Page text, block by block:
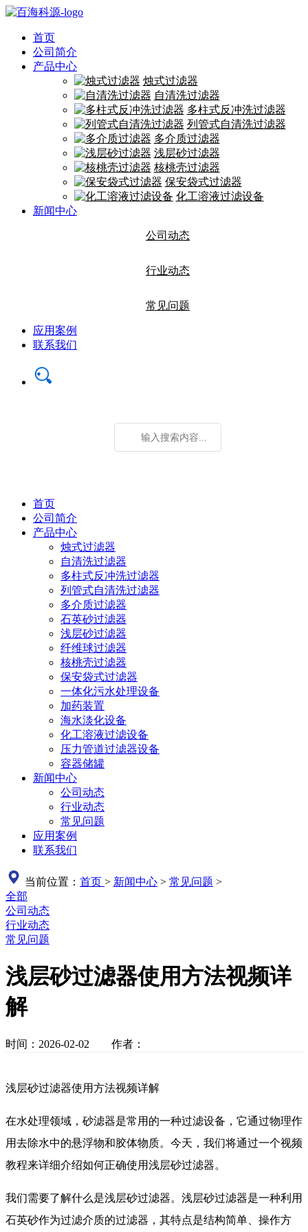
首页
公司简介
产品中心
烛式过滤器
自清洗过滤器
多柱式反冲洗过滤器
列管式自清洗过滤器
多介质过滤器
浅层砂过滤器
核桃壳过滤器
保安袋式过滤器
化工溶液过滤设备
新闻中心
公司动态
行业动态
常见问题
应用案例
联系我们
首页
公司简介
产品中心
烛式过滤器
自清洗过滤器
多柱式反冲洗过滤器
列管式自清洗过滤器
多介质过滤器
石英砂过滤器
浅层砂过滤器
纤维球过滤器
核桃壳过滤器
保安袋式过滤器
一体化污水处理设备
加药装置
海水淡化设备
化工溶液过滤设备
压力管道过滤器设备
容器储罐
新闻中心
公司动态
行业动态
常见问题
应用案例
联系我们
当前位置： 首页 > 新闻中心 > 常见问题 >
全部
公司动态
行业动态
常见问题
浅层砂过滤器使用方法视频详
解
时间：2026-02-02 作者：
浅层砂过滤器使用方法视频详解
在水处理领域，砂滤器是常用的一种过滤设备，它通过物理作
用去除水中的悬浮物和胶体物质。今天，我们将通过一个视频
教程来详细介绍如何正确使用浅层砂过滤器。
我们需要了解什么是浅层砂过滤器。浅层砂过滤器是一种利用
石英砂作为过滤介质的过滤器，其特点是结构简单、操作方